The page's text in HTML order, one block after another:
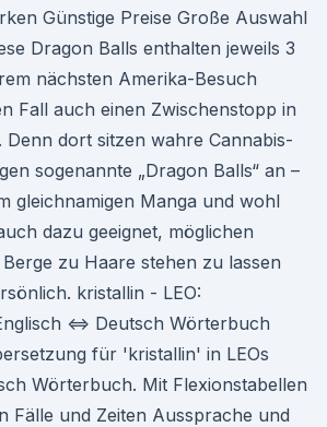
Günstige Preise Große Auswahl
Dragon Balls enthalten jeweils 3
nächsten Amerika-Besuch
Fall auch einen Zwischenstopp in
Denn dort sitzen wahre Cannabis-
sogenannte „Dragon Balls“ an –
gleichnamigen Manga und wohl
dazu geeignet, möglichen
zu Haare stehen zu lassen
kristallin - LEO:
⇔ Deutsch Wörterbuch
für 'kristallin' in LEOs
Wörterbuch. Mit Flexionstabellen
Fälle und Zeiten Aussprache und